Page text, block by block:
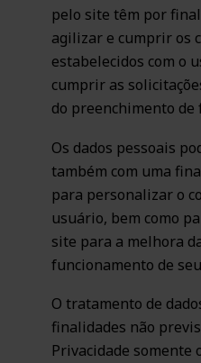
pelo site têm por
agilizar e cumprir os
estabelecidos com o
cumprir as
do preenchimento
Os dados pessoais
também com uma
para personalizar o
usuário, bem como
site para a melhora
funcionamento de
O tratamento de
finalidades não
Privacidade somente